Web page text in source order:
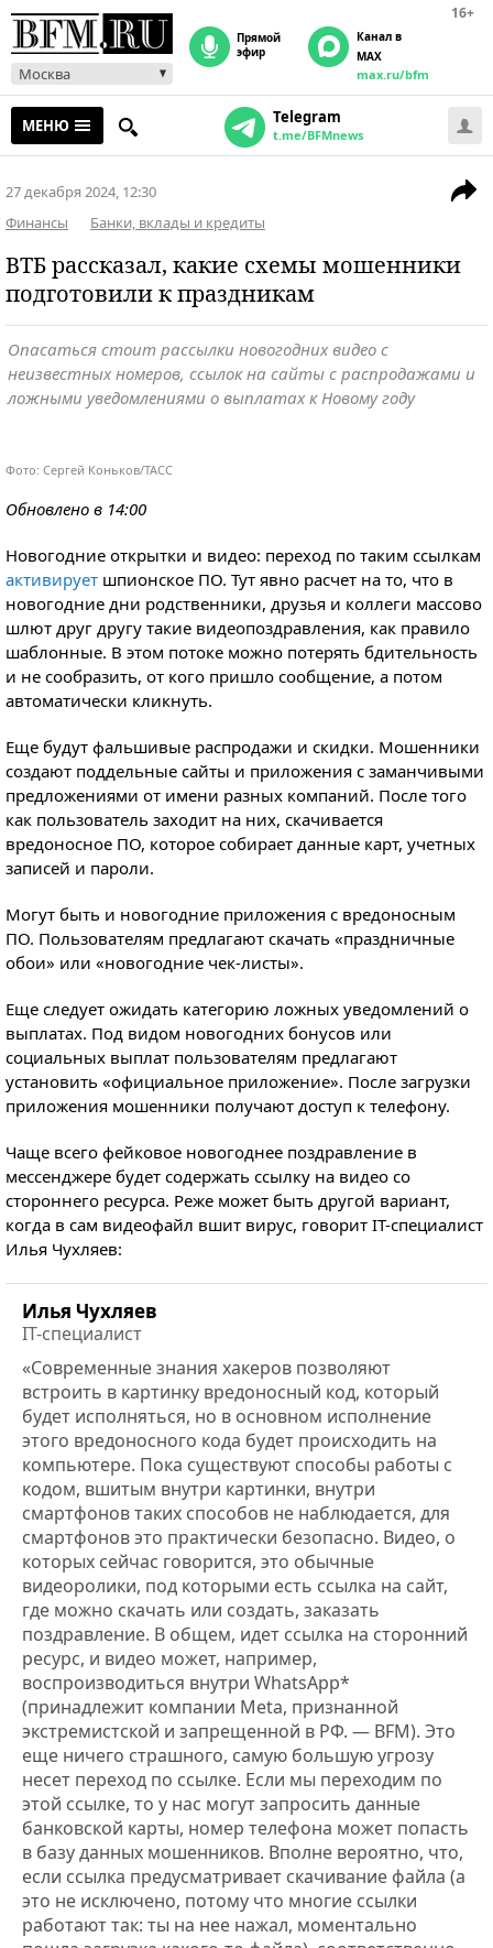
16+
Москва
прямой
эфир
Канал в
MAX
max.ru/bfm
МЕНЮ Telegram
t.me/BFMnews
27 декабря 2024, 12:30
Финансы
Банки, вклады и кредиты
ВТБ рассказал, какие схемы мошенники
подготовили к праздникам
Опасаться стоит рассылки новогодних видео с
неизвестных номеров, ссылок на сайты с распродажами и
ложными уведомлениями о выплатах к Новому году
Фото: Сергей Коньков/ТАСС
Обновлено в 14:00
Новогодние открытки и видео: переход по таким ссылкам
активирует шпионское ПО. Тут явно расчет на то, что в
новогодние дни родственники, друзья и коллеги массово
шлют друг другу такие видеопоздравления, как правило
шаблонные. В этом потоке можно потерять бдительность
и не сообразить, от кого пришло сообщение, а потом
автоматически кликнуть.
Еще будут фальшивые распродажи и скидки. Мошенники
создают поддельные сайты и приложения с заманчивыми
предложениями от имени разных компаний. После того
как пользователь заходит на них, скачивается
вредоносное ПО, которое собирает данные карт, учетных
записей и пароли.
Могут быть и новогодние приложения с вредоносным
ПО. Пользователям предлагают скачать «праздничные
обои» или «новогодние чек-листы».
Еще следует ожидать категорию ложных уведомлений о
выплатах. Под видом новогодних бонусов или
социальных выплат пользователям предлагают
установить «официальное приложение». После загрузки
приложения мошенники получают доступ к телефону.
Чаще всего фейковое новогоднее поздравление в
мессенджере будет содержать ссылку на видео со
стороннего ресурса. Реже может быть другой вариант,
когда в сам видеофайл вшит вирус, говорит IT-специалист
Илья Чухляев:
Илья Чухляев
IT-специалист
«Современные знания хакеров позволяют
встроить в картинку вредоносный код, который
будет исполняться, но в основном исполнение
этого вредоносного кода будет происходить на
компьютере. Пока существуют способы работы с
кодом, вшитым внутри картинки, внутри
смартфонов таких способов не наблюдается, для
смартфонов это практически безопасно. Видео, о
которых сейчас говорится, это обычные
видеоролики, под которыми есть ссылка на сайт,
где можно скачать или создать, заказать
поздравление. В общем, идет ссылка на сторонний
ресурс, и видео может, например,
воспроизводиться внутри WhatsApp*
(принадлежит компании Meta, признанной
экстремистской и запрещенной в РФ. — BFM). Это
еще ничего страшного, самую большую угрозу
несет переход по ссылке. Если мы переходим по
этой ссылке, то у нас могут запросить данные
банковской карты, номер телефона может попасть
в базу данных мошенников. Вполне вероятно, что,
если ссылка предусматривает скачивание файла (а
это не исключено, потому что многие ссылки
работают так: ты на нее нажал, моментально